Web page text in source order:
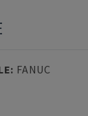
: FANUC